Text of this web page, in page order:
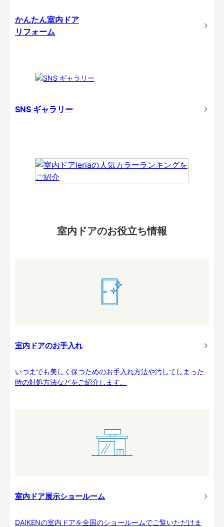
かんたん室内ドア
リフォーム
SNS ギャラリー
室内ドアのお役立ち情報
室内ドアのお手入れ
いつまでも美しく保つためのお手入れ方法や汚してしまった
時の対処方法などをご紹介します。
室内ドア展示ショールーム
DAIKENの室内ドアを全国のショールームでご覧いただけま